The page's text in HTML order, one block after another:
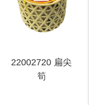
22002720 扁尖
筍